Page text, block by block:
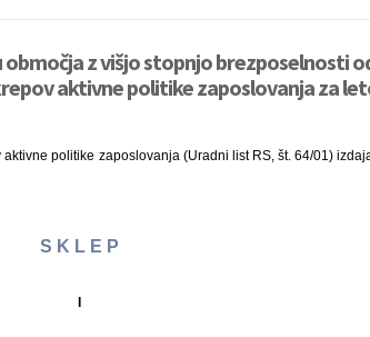
z višjo stopnjo brezposelnosti
aktivne politike zaposlovanja za
politike zaposlovanja (Uradni list RS, št. 64/01)
S K L E P
I